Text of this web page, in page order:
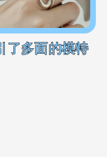
了多面的模特